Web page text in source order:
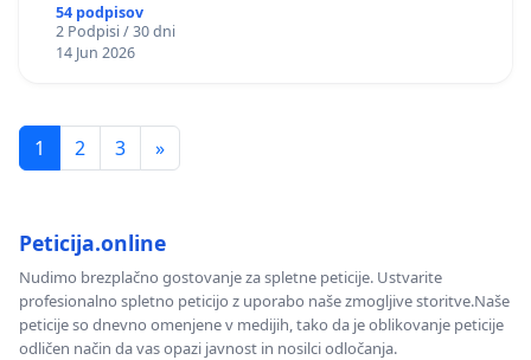
54 podpisov
2 Podpisi / 30 dni
14 Jun 2026
1 2 3 »
Peticija.online
Nudimo brezplačno gostovanje za spletne peticije. Ustvarite
profesionalno spletno peticijo z uporabo naše zmogljive storitve.Naše
peticije so dnevno omenjene v medijih, tako da je oblikovanje peticije
odličen način da vas opazi javnost in nosilci odločanja.